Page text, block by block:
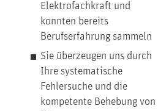
Elektrofachkraft und
konnten bereits
Berufserfahrung sammeln
Sie überzeugen uns durch
Ihre systematische
Fehlersuche und die
kompetente Behebung von